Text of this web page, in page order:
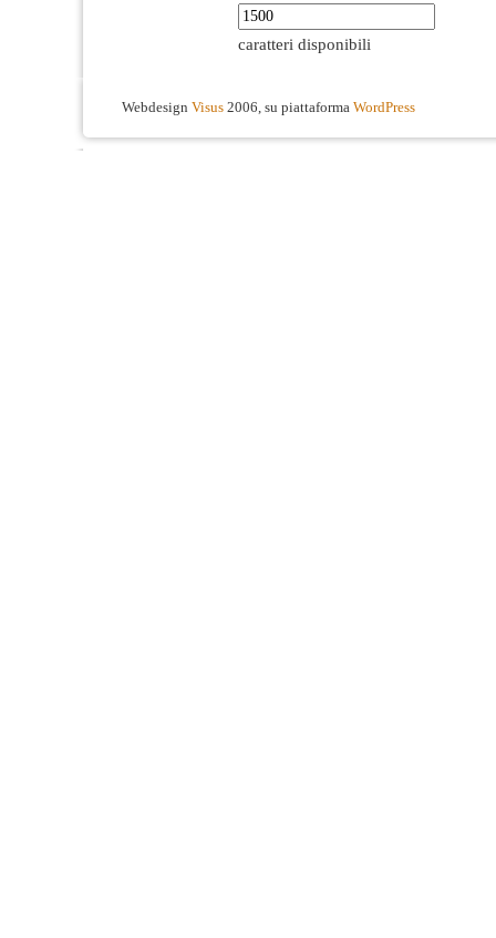
caratteri disponibili
Webdesign Visus 2006, su piattaforma WordPress